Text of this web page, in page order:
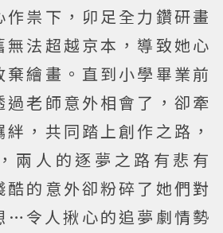
祟下，卯足全力鑽研畫
無法超越京本，導致她心
繪畫。直到小學畢業前
過老師意外相會了，卻牽
，共同踏上創作之路，
兩人的逐夢之路有悲有
酷的意外卻粉碎了她們對
…令人揪心的追夢劇情勢